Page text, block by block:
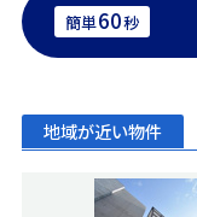
簡単60秒
地域が近い物件